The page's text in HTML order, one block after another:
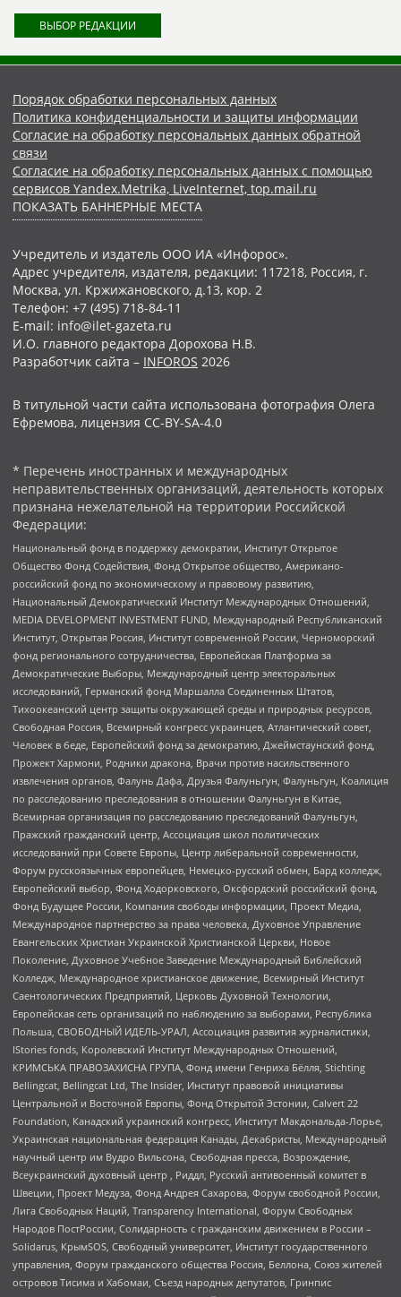
ВЫБОР РЕДАКЦИИ
Порядок обработки персональных данных
Политика конфиденциальности и защиты информации
Согласие на обработку персональных данных обратной
связи
Согласие на обработку персональных данных с помощью
сервисов Yandex.Metrika, LiveInternet, top.mail.ru
ПОКАЗАТЬ БАННЕРНЫЕ МЕСТА
Учредитель и издатель ООО ИА «Инфорос».
Адрес учредителя, издателя, редакции: 117218, Россия, г.
Москва, ул. Кржижановского, д.13, кор. 2
Телефон: +7 (495) 718-84-11
E-mail: info@ilet-gazeta.ru
И.О. главного редактора Дорохова Н.В.
Разработчик сайта – INFOROS 2026
В титульной части сайта использована фотография Олега
Ефремова, лицензия CC-BY-SA-4.0
* Перечень иностранных и международных
неправительственных организаций, деятельность которых
признана нежелательной на территории Российской
Федерации:
Национальный фонд в поддержку демократии, Институт Открытое
Общество Фонд Содействия, Фонд Открытое общество, Американо-
российский фонд по экономическому и правовому развитию,
Национальный Демократический Институт Международных Отношений,
MEDIA DEVELOPMENT INVESTMENT FUND, Международный Республиканский
Институт, Открытая Россия, Институт современной России, Черноморский
фонд регионального сотрудничества, Европейская Платформа за
Демократические Выборы, Международный центр электоральных
исследований, Германский фонд Маршалла Соединенных Штатов,
Тихоокеанский центр защиты окружающей среды и природных ресурсов,
Свободная Россия, Всемирный конгресс украинцев, Атлантический совет,
Человек в беде, Европейский фонд за демократию, Джеймстаунский фонд,
Прожект Хармони, Родники дракона, Врачи против насильственного
извлечения органов, Фалунь Дафа, Друзья Фалуньгун, Фалуньгун, Коалиция
по расследованию преследования в отношении Фалуньгун в Китае,
Всемирная организация по расследованию преследований Фалуньгун,
Пражский гражданский центр, Ассоциация школ политических
исследований при Совете Европы, Центр либеральной современности,
Форум русскоязычных европейцев, Немецко-русский обмен, Бард колледж,
Европейский выбор, Фонд Ходорковского, Оксфордский российский фонд,
Фонд Будущее России, Компания свободы информации, Проект Медиа,
Международное партнерство за права человека, Духовное Управление
Евангельских Христиан Украинской Христианской Церкви, Новое
Поколение, Духовное Учебное Заведение Международный Библейский
Колледж, Международное христианское движение, Всемирный Институт
Саентологических Предприятий, Церковь Духовной Технологии,
Европейская сеть организаций по наблюдению за выборами, Республика
Польша, СВОБОДНЫЙ ИДЕЛЬ-УРАЛ, Ассоциация развития журналистики,
IStories fonds, Королевский Институт Международных Отношений,
КРИМСЬКА ПРАВОЗАХИСНА ГРУПА, Фонд имени Генриха Бёлля, Stichting
Bellingcat, Bellingcat Ltd, The Insider, Институт правовой инициативы
Центральной и Восточной Европы, Фонд Открытой Эстонии, Calvert 22
Foundation, Канадский украинский конгресс, Институт Макдональда-Лорье,
Украинская национальная федерация Канады, Декабристы, Международный
научный центр им Вудро Вильсона, Свободная пресса, Возрождение,
Всеукраинский духовный центр , Риддл, Русский антивоенный комитет в
Швеции, Проект Медуза, Фонд Андрея Сахарова, Форум свободной России,
Лига Свободных Наций, Transparеncy International, Форум Свободных
Народов ПостРоссии, Солидарность с гражданским движением в России –
Solidarus, КрымSOS, Свободный университет, Институт государственного
управления, Форум гражданского общества Россия, Беллона, Союз жителей
островов Тисима и Хабомаи, Съезд народных депутатов, Гринпис